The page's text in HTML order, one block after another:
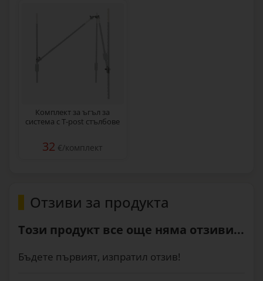
Комплект за ъгъл за
система с T-post стълбове
32 €/комплект
Отзиви за продукта
Този продукт все още няма отзиви...
Бъдете първият, изпратил отзив!